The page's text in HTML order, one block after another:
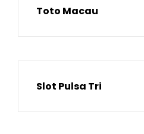
Toto Macau
Slot Pulsa Tri